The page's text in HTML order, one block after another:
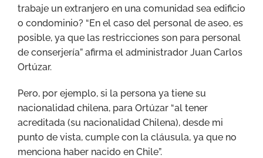
trabaje un extranjero en una comunidad sea edificio
o condominio? “En el caso del personal de aseo, es
posible, ya que las restricciones son para personal
de conserjería” afirma el administrador Juan Carlos
Ortúzar.
Pero, por ejemplo, si la persona ya tiene su
nacionalidad chilena, para Ortúzar “al tener
acreditada (su nacionalidad Chilena), desde mi
punto de vista, cumple con la cláusula, ya que no
menciona haber nacido en Chile”.